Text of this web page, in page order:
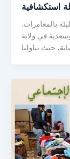
استكشافية
بالمغامرات.
في ولاية
حيث تناولنا